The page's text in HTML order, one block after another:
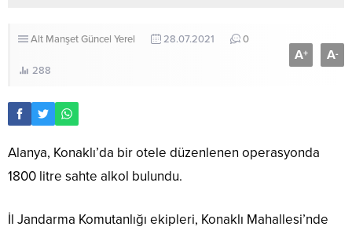
Alt ManşetGüncel Yerel 28.07.2021 0
288
A+ A-
Alanya, Konaklı’da bir otele düzenlenen operasyonda
1800 litre sahte alkol bulundu.
İl Jandarma Komutanlığı ekipleri, Konaklı Mahallesi’nde